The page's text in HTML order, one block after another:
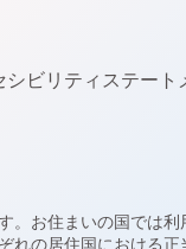
シビリティステート
。お住まいの国では
の居住国における正